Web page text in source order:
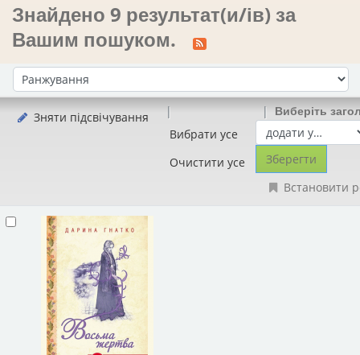
Знайдено 9 результат(и/ів) за
Вашим пошуком.
Сортувати за:
Зняти підсвічування
Вибрати усе
Очистити усе
Виберіть
Встановити